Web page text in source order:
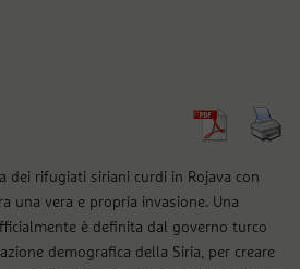
dei rifugiati siriani curdi in Rojava con
una vera e propria invasione. Una
è definita dal governo turco
demografica della Siria, per creare